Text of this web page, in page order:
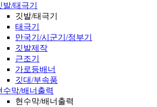
발/태극기
깃발/태극기
태극기
만국기/시군기/정부기
깃발제작
근조기
가로등배너
깃대/부속품
수막/배너출력
현수막/배너출력